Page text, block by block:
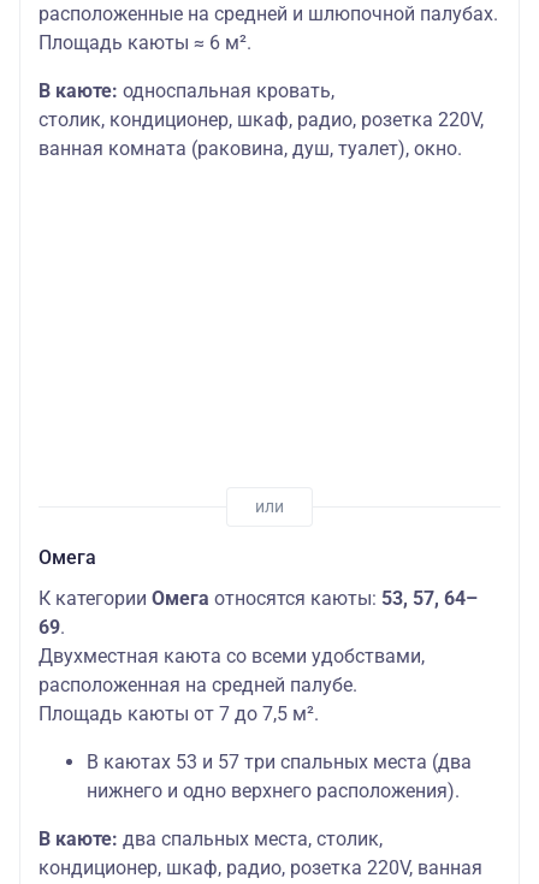
расположенные на средней и шлюпочной палубах.
Площадь каюты ≈ 6 м².
В каюте: односпальная кровать,
столик, кондиционер, шкаф, радио, розетка 220V,
ванная комната (раковина, душ, туалет), окно.
Омега
К категории Омега относятся каюты: 53, 57, 64–
69.
Двухместная каюта со всеми удобствами,
расположенная на средней палубе.
Площадь каюты от 7 до 7,5 м².
В каютах 53 и 57 три спальных места (два
нижнего и одно верхнего расположения).
В каюте: два спальных места, столик,
кондиционер, шкаф, радио, розетка 220V, ванная